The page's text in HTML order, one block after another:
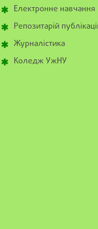
Електронне навчання
Репозитарій
Журналістика
Коледж УжНУ